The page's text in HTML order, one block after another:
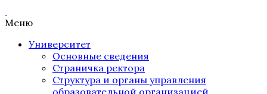
Меню
Университет
Основные сведения
Страничка ректора
Структура и органы управления
образовательной организацией